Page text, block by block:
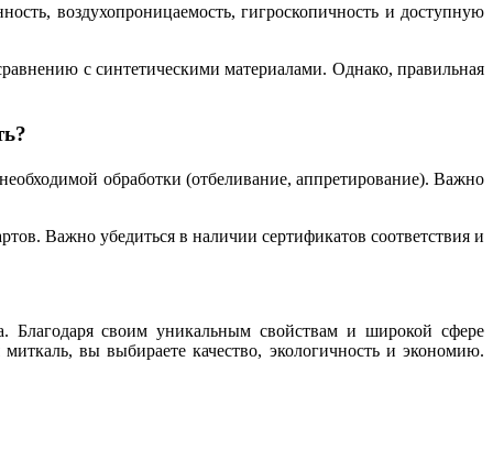
воздухопроницаемость, гигроскопичность и доступную
с синтетическими материалами. Однако, правильная
обработки (отбеливание, аппретирование). Важно
Важно убедиться в наличии сертификатов соответствия и
Благодаря своим уникальным свойствам и широкой сфере
вы выбираете качество, экологичность и экономию.